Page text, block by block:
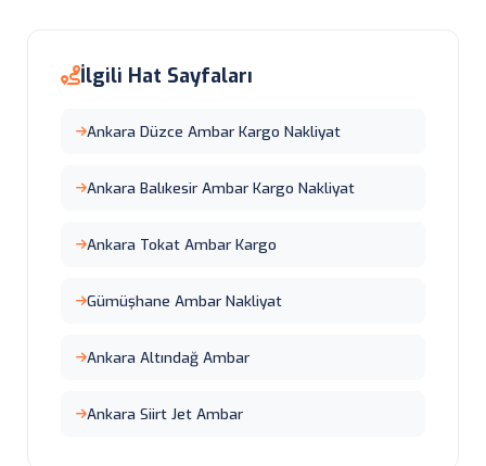
İlgili Hat Sayfaları
Ankara Düzce Ambar Kargo Nakliyat
Ankara Balıkesir Ambar Kargo Nakliyat
Ankara Tokat Ambar Kargo
Gümüşhane Ambar Nakliyat
Ankara Altındağ Ambar
Ankara Siirt Jet Ambar